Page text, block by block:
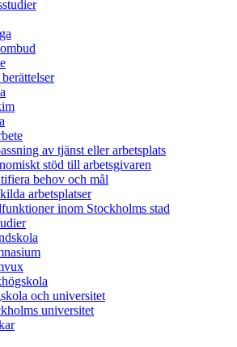
av tjänst eller arbetsplats
stöd till arbetsgivaren
behov och mål
arbetsplatser
inom Stockholms stad
och universitet
universitet